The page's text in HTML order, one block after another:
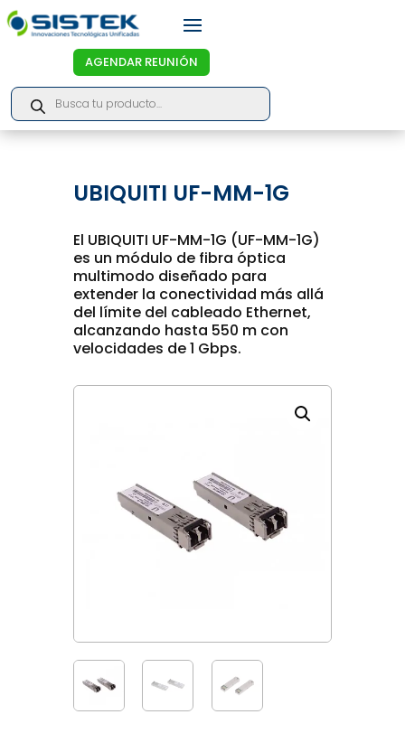
AGENDAR REUNIÓN
Products
search
UBIQUITI UF-MM-1G
El UBIQUITI UF-MM-1G (UF-MM-1G)
es un módulo de fibra óptica
multimodo diseñado para
extender la conectividad más allá
del límite del cableado Ethernet,
alcanzando hasta 550 m con
velocidades de 1 Gbps.